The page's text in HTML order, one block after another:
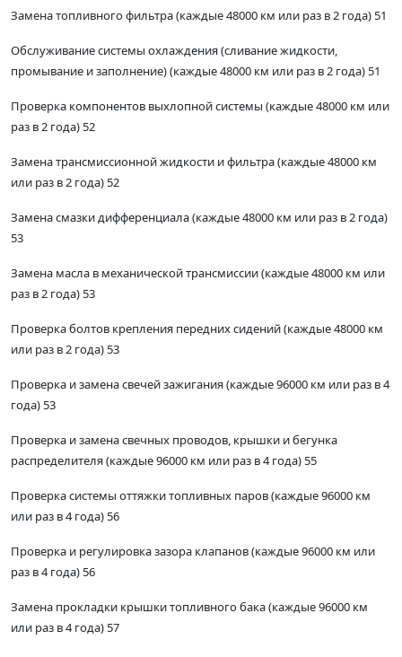
Замена топливного фильтра (каждые 48000 км или раз в 2 года) 51
Обслуживание системы охлаждения (сливание жидкости,
промывание и заполнение) (каждые 48000 км или раз в 2 года) 51
Проверка компонентов выхлопной системы (каждые 48000 км или
раз в 2 года) 52
Замена трансмиссионной жидкости и фильтра (каждые 48000 км
или раз в 2 года) 52
Замена смазки дифференциала (каждые 48000 км или раз в 2 года)
53
Замена масла в механической трансмиссии (каждые 48000 км или
раз в 2 года) 53
Проверка болтов крепления передних сидений (каждые 48000 км
или раз в 2 года) 53
Проверка и замена свечей зажигания (каждые 96000 км или раз в 4
года) 53
Проверка и замена свечных проводов, крышки и бегунка
распределителя (каждые 96000 км или раз в 4 года) 55
Проверка системы оттяжки топливных паров (каждые 96000 км
или раз в 4 года) 56
Проверка и регулировка зазора клапанов (каждые 96000 км или
раз в 4 года) 56
Замена прокладки крышки топливного бака (каждые 96000 км
или раз в 4 года) 57